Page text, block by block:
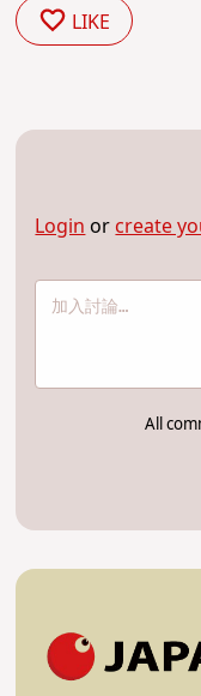
LIKE
Login or create
All